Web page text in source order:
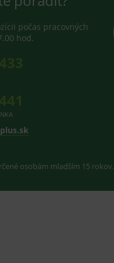
počas pracovných
hod.
osobám mladším 15 rokov.